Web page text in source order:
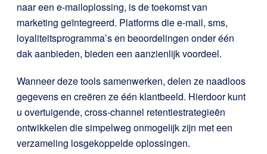
naar een e-mailoplossing, is de toekomst van
marketing geïntegreerd. Platforms die e-mail, sms,
loyaliteitsprogramma’s en beoordelingen onder één
dak aanbieden, bieden een aanzienlijk voordeel.
Wanneer deze tools samenwerken, delen ze naadloos
gegevens en creëren ze één klantbeeld. Hierdoor kunt
u overtuigende, cross-channel retentiestrategieën
ontwikkelen die simpelweg onmogelijk zijn met een
verzameling losgekoppelde oplossingen.